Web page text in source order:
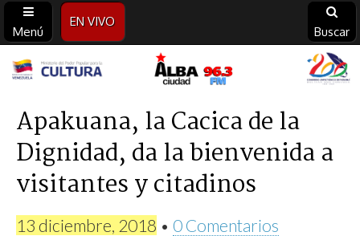
Menú
EN VIVO
Buscar
Alba
Ciudad
96.3
FM
Apakuana, la Cacica de la
Dignidad, da la bienvenida a
visitantes y citadinos
13 diciembre, 2018 • 0 Comentarios